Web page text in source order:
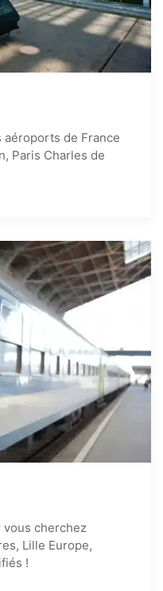
de France
Paris Charles de
vous cherchez
Lille Europe,
!